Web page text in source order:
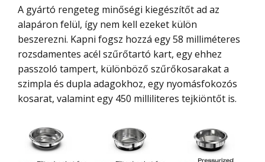
A gyártó rengeteg minőségi kiegészítőt ad az
alapáron felül, így nem kell ezeket külön
beszerezni. Kapni fogsz hozzá egy 58 milliméteres
rozsdamentes acél szűrőtartó kart, egy ehhez
passzoló tampert, különböző szűrőkosarakat a
szimpla és dupla adagokhoz, egy nyomásfokozós
kosarat, valamint egy 450 milliliteres tejkiöntőt is.